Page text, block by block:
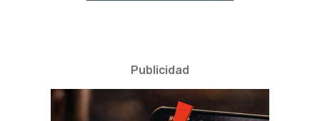
Publicidad